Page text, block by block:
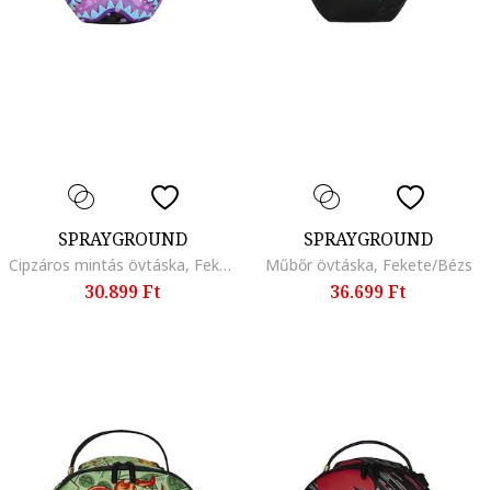
SPRAYGROUND
Cipzáros mintás övtáska, Fekete/Lila/Kék
30.899 Ft
SPRAYGROUND
Műbőr övtáska, Fekete/Bézs
36.699 Ft